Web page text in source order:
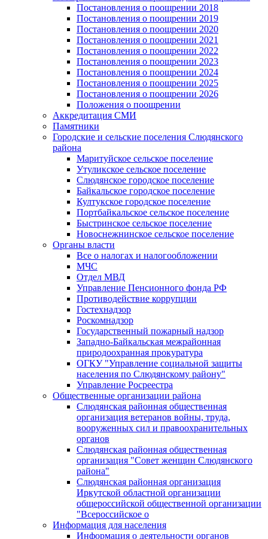
Постановления о поощрении 2018
Постановления о поощрении 2019
Постановления о поощрении 2020
Постановления о поощрении 2021
Постановления о поощрении 2022
Постановления о поощрении 2023
Постановления о поощрении 2024
Постановления о поощрении 2025
Постановления о поощрении 2026
Положения о поощрении
Аккредитация СМИ
Памятники
Городские и сельские поселения Слюдянского
района
Маритуйское сельское поселение
Утуликское сельское поселение
Слюдянское городское поселение
Байкальское городское поселение
Култукское городское поселение
Портбайкальское сельское поселение
Быстринское сельское поселение
Новоснежнинское сельское поселение
Органы власти
Все о налогах и налогообложении
МЧС
Отдел МВД
Управление Пенсионного фонда РФ
Противодействие коррупции
Гостехнадзор
Роскомнадзор
Государственный пожарный надзор
Западно-Байкальская межрайонная
природоохранная прокуратура
ОГКУ "Управление социальной защиты
населения по Слюдянскому району"
Управление Росреестра
Общественные организации района
Слюдянская районная общественная
организация ветеранов войны, труда,
вооруженных сил и правоохранительных
органов
Слюдянская районная общественная
организация "Совет женщин Слюдянского
района"
Слюдянская районная организация
Иркутской областной организации
общероссийской общественной организации
"Всероссийское о
Информация для населения
Информация о деятельности органов